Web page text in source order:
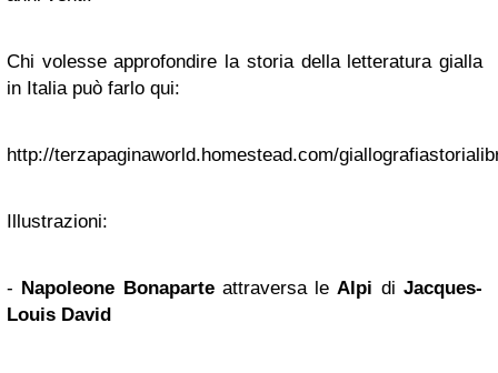
Chi volesse approfondire la storia della letteratura gialla
in Italia può farlo qui:
http://terzapaginaworld.homestead.com/
Illustrazioni:
- Napoleone Bonaparteattraversa leAlpi diJacques-
Louis David